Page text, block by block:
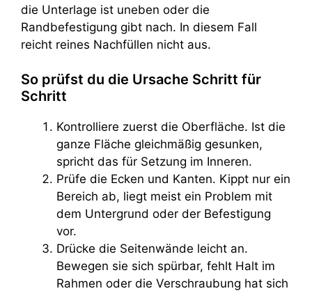
die Unterlage ist uneben oder die
Randbefestigung gibt nach. In diesem Fall
reicht reines Nachfüllen nicht aus.
So prüfst du die Ursache Schritt für
Schritt
Kontrolliere zuerst die Oberfläche. Ist die
ganze Fläche gleichmäßig gesunken,
spricht das für Setzung im Inneren.
Prüfe die Ecken und Kanten. Kippt nur ein
Bereich ab, liegt meist ein Problem mit
dem Untergrund oder der Befestigung
vor.
Drücke die Seitenwände leicht an.
Bewegen sie sich spürbar, fehlt Halt im
Rahmen oder die Verschraubung hat sich